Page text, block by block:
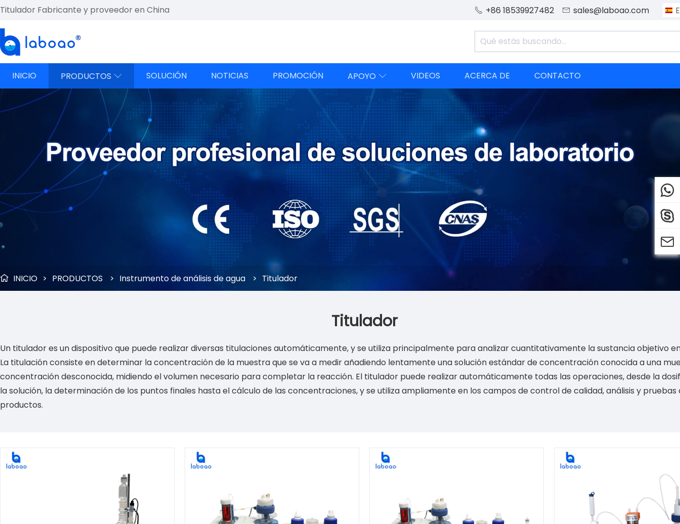
Titulador Fabricante y proveedor en China  +86 18539927482  sales@laboao.com
INICIO PRODUCTOS  SOLUCIÓN NOTICIAS PROMOCIÓN APOYO  VIDEOS ACERCA DE CONTACTO
 INICIO > PRODUCTOS > Instrumento de análisis de agua > Titulador
Titulador
Un titulador es un dispositivo que puede realizar diversas titulaciones automáticamente, y se utiliza principalmente para analizar cuantitativamente la sustancia objetivo
La titulación consiste en determinar la concentración de la muestra que se va a medir añadiendo lentamente una solución estándar de concentración conocida a una
concentración desconocida, midiendo el volumen necesario para completar la reacción. El titulador puede realizar automáticamente todas las operaciones, desde la
la solución, la determinación de los puntos finales hasta el cálculo de las concentraciones, y se utiliza ampliamente en los campos de control de calidad, análisis y pruebas
productos.


